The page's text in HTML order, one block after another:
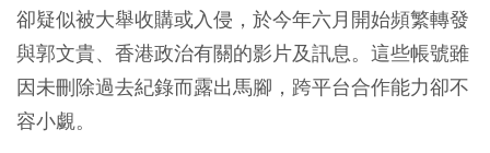
卻疑似被大舉收購或入侵，於今年六月開始頻繁轉發
與郭文貴、香港政治有關的影片及訊息。這些帳號雖
因未刪除過去紀錄而露出馬腳，跨平台合作能力卻不
容小覷。